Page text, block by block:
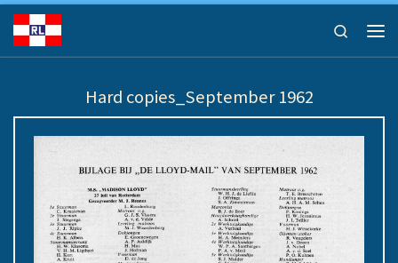
Ga naar inhoud
Search
Hard copies_September 1962